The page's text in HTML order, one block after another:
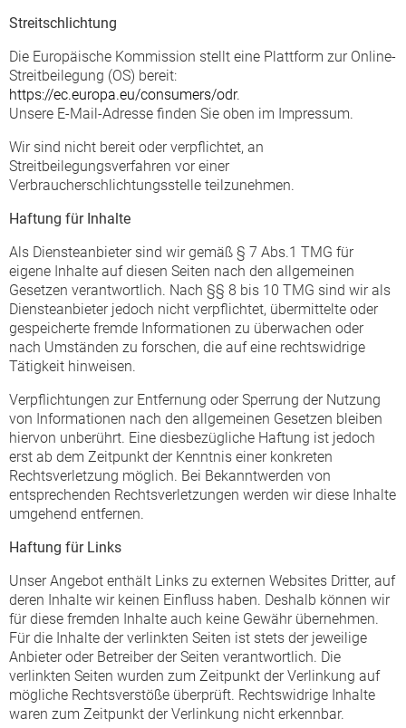
Streitschlichtung
Die Europäische Kommission stellt eine Plattform zur Online-
Streitbeilegung (OS) bereit:
https://ec.europa.eu/consumers/odr.
Unsere E-Mail-Adresse finden Sie oben im Impressum.
Wir sind nicht bereit oder verpflichtet, an
Streitbeilegungsverfahren vor einer
Verbraucherschlichtungsstelle teilzunehmen.
Haftung für Inhalte
Als Diensteanbieter sind wir gemäß § 7 Abs.1 TMG für
eigene Inhalte auf diesen Seiten nach den allgemeinen
Gesetzen verantwortlich. Nach §§ 8 bis 10 TMG sind wir als
Diensteanbieter jedoch nicht verpflichtet, übermittelte oder
gespeicherte fremde Informationen zu überwachen oder
nach Umständen zu forschen, die auf eine rechtswidrige
Tätigkeit hinweisen.
Verpflichtungen zur Entfernung oder Sperrung der Nutzung
von Informationen nach den allgemeinen Gesetzen bleiben
hiervon unberührt. Eine diesbezügliche Haftung ist jedoch
erst ab dem Zeitpunkt der Kenntnis einer konkreten
Rechtsverletzung möglich. Bei Bekanntwerden von
entsprechenden Rechtsverletzungen werden wir diese Inhalte
umgehend entfernen.
Haftung für Links
Unser Angebot enthält Links zu externen Websites Dritter, auf
deren Inhalte wir keinen Einfluss haben. Deshalb können wir
für diese fremden Inhalte auch keine Gewähr übernehmen.
Für die Inhalte der verlinkten Seiten ist stets der jeweilige
Anbieter oder Betreiber der Seiten verantwortlich. Die
verlinkten Seiten wurden zum Zeitpunkt der Verlinkung auf
mögliche Rechtsverstöße überprüft. Rechtswidrige Inhalte
waren zum Zeitpunkt der Verlinkung nicht erkennbar.